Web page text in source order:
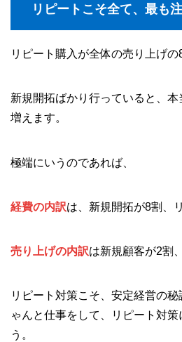
リピートこそ全て、最も
リピート購入が全体の売り上げの
新規開拓ばかり行っていると、
増えます。
極端にいうのであれば、
経費の内訳は、新規開拓が8割、
売り上げの内訳は新規顧客が2割
リピート対策こそ、安定経営の
ゃんと仕事をして、リピート対策
う。